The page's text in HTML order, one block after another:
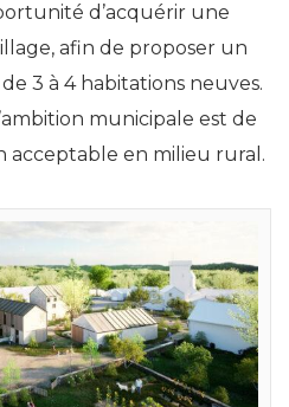
d’acquérir une
afin de proposer un
3 à 4 habitations neuves.
municipale est de
acceptable en milieu rural.